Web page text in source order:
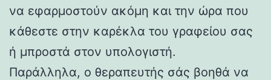
να εφαρμοστούν ακόμη και την ώρα που
κάθεστε στην καρέκλα του γραφείου σας
ή μπροστά στον υπολογιστή.
Παράλληλα, ο θεραπευτής σάς βοηθά να